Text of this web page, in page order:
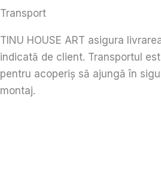
Transport
TINU HOUSE ART asigura
indicată de client. Transportul
pentru acoperiș să ajungă în
montaj.